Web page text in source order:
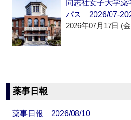
同志社女子大学
パス 2026/07-
2026年07月17日 (
薬事日報
薬事日報 2026/08/10